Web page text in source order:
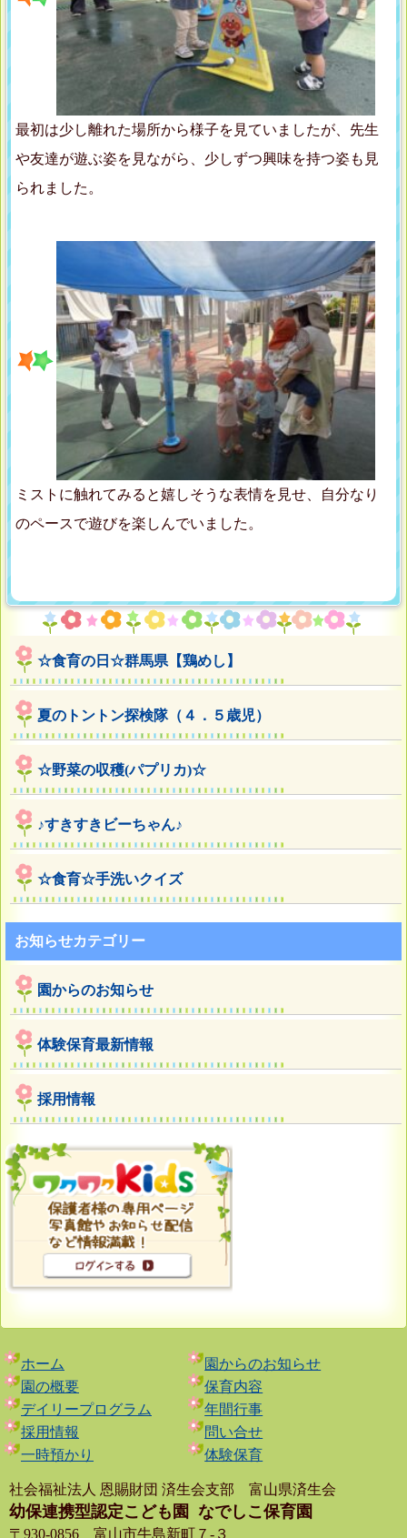
最初は少し離れた場所から様子を見ていましたが、先生
や友達が遊ぶ姿を見ながら、少しずつ興味を持つ姿も見
られました。
ミストに触れてみると嬉しそうな表情を見せ、自分なり
のペースで遊びを楽しんでいました。
☆食育の日☆群馬県【鶏めし】
夏のトントン探検隊（４．５歳児）
☆野菜の収穫(パプリカ)☆
♪すきすきビーちゃん♪
☆食育☆手洗いクイズ
お知らせカテゴリー
園からのお知らせ
体験保育最新情報
採用情報
ホーム
園からのお知らせ
園の概要
保育内容
デイリープログラム
年間行事
採用情報
問い合せ
一時預かり
体験保育
社会福祉法人 恩賜財団 済生会支部 富山県済生会
幼保連携型認定こども園 なでしこ保育園
〒930-0856 富山市牛島新町７-３